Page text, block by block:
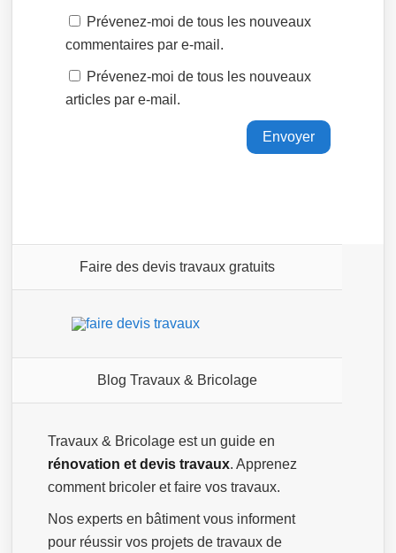
Prévenez-moi de tous les nouveaux
commentaires par e-mail.
Prévenez-moi de tous les nouveaux
articles par e-mail.
Faire des devis travaux gratuits
Blog Travaux & Bricolage
Travaux & Bricolage est un guide en
rénovation et devis travaux. Apprenez
comment bricoler et faire vos travaux.
Nos experts en bâtiment vous informent
pour réussir vos projets de travaux de